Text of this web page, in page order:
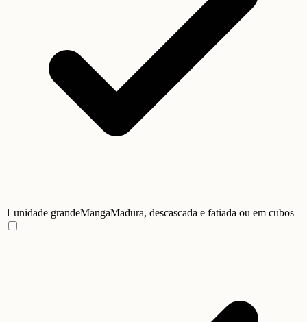
1 unidade grandeMangaMadura, descascada e fatiada ou em cubos